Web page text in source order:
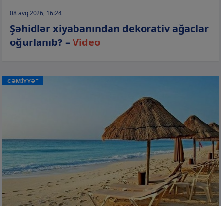
08 avq 2026, 16:24
Şəhidlər xiyabanından dekorativ ağaclar
oğurlanıb? –Video
CƏMİYYƏT